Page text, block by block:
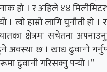
हो । र अहिले ४४
हाम्रो लागि चुनौती हो
क्षेत्रमा सचेतना
अवस्था छ । खाद्य ढुवानी
ढुवानी गरिसक्नु पर्‍यो ।’’